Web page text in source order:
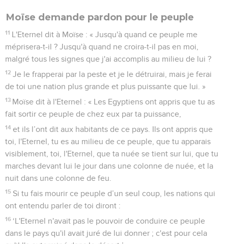
Moïse demande pardon pour le peuple
11 L'Eternel dit à Moïse : « Jusqu'à quand ce peuple me
méprisera-t-il ? Jusqu'à quand ne croira-t-il pas en moi,
malgré tous les signes que j'ai accomplis au milieu de lui ?
12 Je le frapperai par la peste et je le détruirai, mais je ferai
de toi une nation plus grande et plus puissante que lui. »
13 Moïse dit à l'Eternel : « Les Egyptiens ont appris que tu as
fait sortir ce peuple de chez eux par ta puissance,
14 et ils l’ont dit aux habitants de ce pays. Ils ont appris que
toi, l'Eternel, tu es au milieu de ce peuple, que tu apparais
visiblement, toi, l'Eternel, que ta nuée se tient sur lui, que tu
marches devant lui le jour dans une colonne de nuée, et la
nuit dans une colonne de feu.
15 Si tu fais mourir ce peuple d’un seul coup, les nations qui
ont entendu parler de toi diront :
16 ‘L'Eternel n'avait pas le pouvoir de conduire ce peuple
dans le pays qu'il avait juré de lui donner ; c'est pour cela